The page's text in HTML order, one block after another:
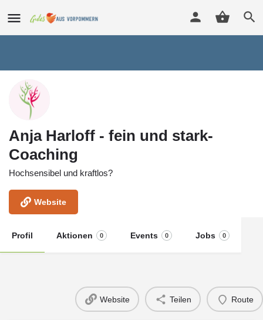
Anja Harloff - fein und stark-
Coaching
Hochsensibel und kraftlos?
Website
Profil Aktionen 0 Events 0 Jobs 0
Website Teilen Route